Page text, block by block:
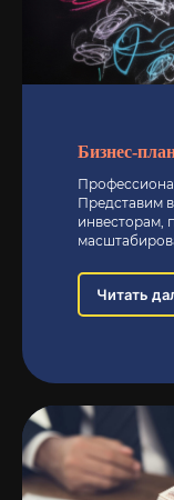
Бизнес-
Представим
инвесторам,
Читать
Политика